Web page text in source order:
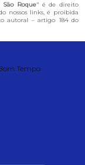
Roque" é de direito
nossos links, é proibida
autoral – artigo 184 do
Tempo